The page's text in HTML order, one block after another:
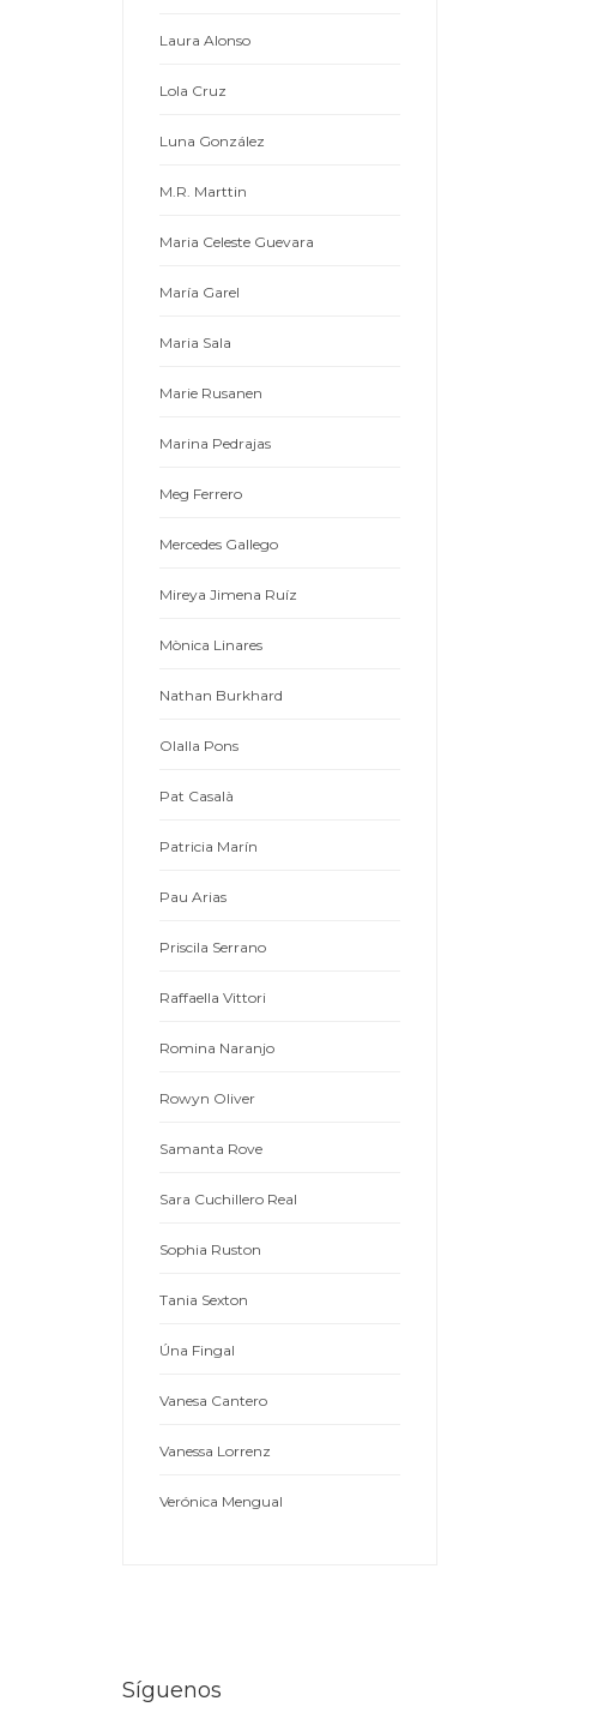
Laura Alonso
Lola Cruz
Luna González
M.R. Marttin
Maria Celeste Guevara
María Garel
Maria Sala
Marie Rusanen
Marina Pedrajas
Meg Ferrero
Mercedes Gallego
Mireya Jimena Ruíz
Mònica Linares
Nathan Burkhard
Olalla Pons
Pat Casalà
Patricia Marín
Pau Arias
Priscila Serrano
Raffaella Vittori
Romina Naranjo
Rowyn Oliver
Samanta Rove
Sara Cuchillero Real
Sophia Ruston
Tania Sexton
Úna Fingal
Vanesa Cantero
Vanessa Lorrenz
Verónica Mengual
Síguenos